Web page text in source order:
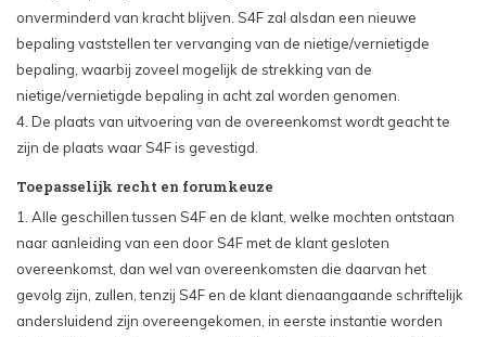
onverminderd van kracht blijven. S4F zal alsdan een nieuwe
bepaling vaststellen ter vervanging van de nietige/vernietigde
bepaling, waarbij zoveel mogelijk de strekking van de
nietige/vernietigde bepaling in acht zal worden genomen.
4. De plaats van uitvoering van de overeenkomst wordt geacht te
zijn de plaats waar S4F is gevestigd.
Toepasselijk recht en forumkeuze
1. Alle geschillen tussen S4F en de klant, welke mochten ontstaan
naar aanleiding van een door S4F met de klant gesloten
overeenkomst, dan wel van overeenkomsten die daarvan het
gevolg zijn, zullen, tenzij S4F en de klant dienaangaande schriftelijk
andersluidend zijn overeengekomen, in eerste instantie worden